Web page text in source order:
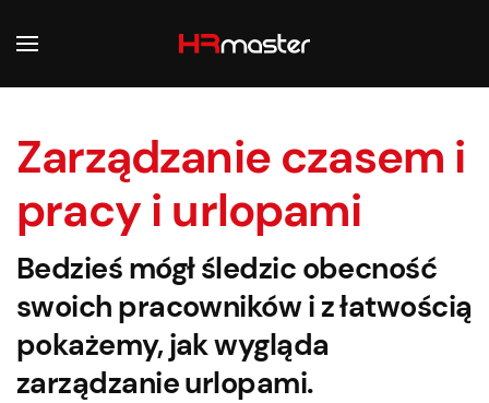
Zarządzanie czasem i
pracy i urlopami
Bedzieś mógł śledzic obecność
swoich pracowników i z łatwością
pokażemy, jak wygląda
zarządzanie urlopami.